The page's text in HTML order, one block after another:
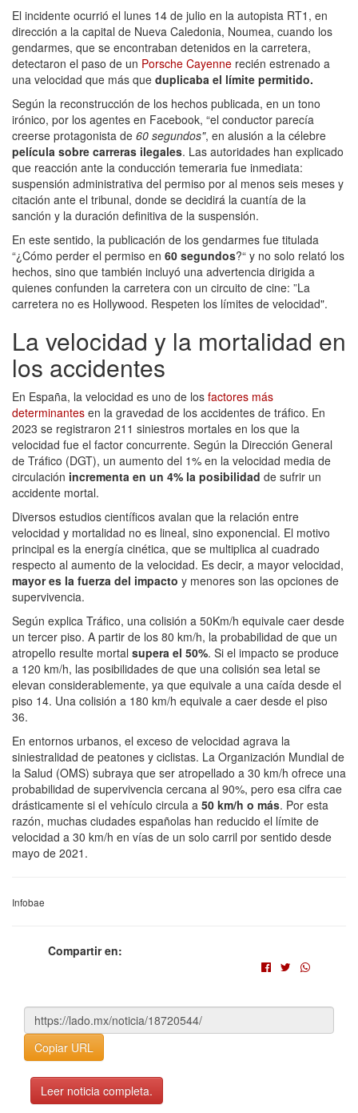
El incidente ocurrió el lunes 14 de julio en la autopista RT1, en
dirección a la capital de Nueva Caledonia, Noumea, cuando los
gendarmes, que se encontraban detenidos en la carretera,
detectaron el paso de un Porsche Cayenne recién estrenado a
una velocidad que más que duplicaba el límite permitido.
Según la reconstrucción de los hechos publicada, en un tono
irónico, por los agentes en Facebook, “el conductor parecía
creerse protagonista de 60 segundos", en alusión a la célebre
película sobre carreras ilegales. Las autoridades han explicado
que reacción ante la conducción temeraria fue inmediata:
suspensión administrativa del permiso por al menos seis meses y
citación ante el tribunal, donde se decidirá la cuantía de la
sanción y la duración definitiva de la suspensión.
En este sentido, la publicación de los gendarmes fue titulada
“¿Cómo perder el permiso en 60 segundos?“ y no solo relató los
hechos, sino que también incluyó una advertencia dirigida a
quienes confunden la carretera con un circuito de cine: ”La
carretera no es Hollywood. Respeten los límites de velocidad".
La velocidad y la mortalidad en
los accidentes
En España, la velocidad es uno de los factores más
determinantes en la gravedad de los accidentes de tráfico. En
2023 se registraron 211 siniestros mortales en los que la
velocidad fue el factor concurrente. Según la Dirección General
de Tráfico (DGT), un aumento del 1% en la velocidad media de
circulación incrementa en un 4% la posibilidad de sufrir un
accidente mortal.
Diversos estudios científicos avalan que la relación entre
velocidad y mortalidad no es lineal, sino exponencial. El motivo
principal es la energía cinética, que se multiplica al cuadrado
respecto al aumento de la velocidad. Es decir, a mayor velocidad,
mayor es la fuerza del impacto y menores son las opciones de
supervivencia.
Según explica Tráfico, una colisión a 50Km/h equivale caer desde
un tercer piso. A partir de los 80 km/h, la probabilidad de que un
atropello resulte mortal supera el 50%. Si el impacto se produce
a 120 km/h, las posibilidades de que una colisión sea letal se
elevan considerablemente, ya que equivale a una caída desde el
piso 14. Una colisión a 180 km/h equivale a caer desde el piso
36.
En entornos urbanos, el exceso de velocidad agrava la
siniestralidad de peatones y ciclistas. La Organización Mundial de
la Salud (OMS) subraya que ser atropellado a 30 km/h ofrece una
probabilidad de supervivencia cercana al 90%, pero esa cifra cae
drásticamente si el vehículo circula a 50 km/h o más. Por esta
razón, muchas ciudades españolas han reducido el límite de
velocidad a 30 km/h en vías de un solo carril por sentido desde
mayo de 2021.
Infobae
Compartir en:
Copiar URL
Leer noticia completa.